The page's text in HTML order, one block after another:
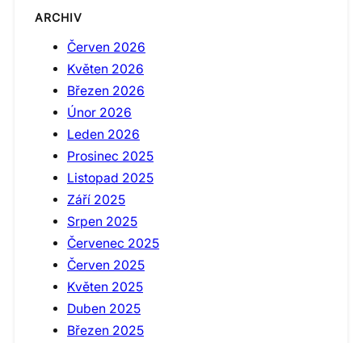
ARCHIV
Červen 2026
Květen 2026
Březen 2026
Únor 2026
Leden 2026
Prosinec 2025
Listopad 2025
Září 2025
Srpen 2025
Červenec 2025
Červen 2025
Květen 2025
Duben 2025
Březen 2025